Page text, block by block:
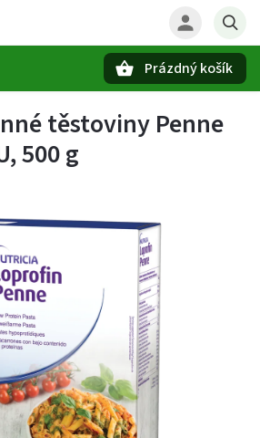
Prázdný košík
těstoviny Penne
500 g